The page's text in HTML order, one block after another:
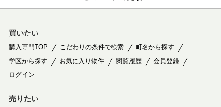
買いたい
購入専門TOP こだわりの条件で検索
町名から探す
学区から探す
お気に入り物件 閲覧履歴
会員登録
ログイン
売りたい